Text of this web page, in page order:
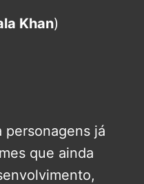
Khan)
personagens já
que ainda